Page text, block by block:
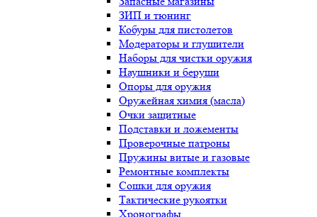
ЗИП и тюнинг
Кобуры для пистолетов
Модераторы и глушители
Наборы для чистки оружия
Наушники и беруши
Опоры для оружия
Оружейная химия (масла)
Очки защитные
Подставки и ложементы
Проверочные патроны
Пружины витые и газовые
Ремонтные комплекты
Сошки для оружия
Тактические рукоятки
Хронографы